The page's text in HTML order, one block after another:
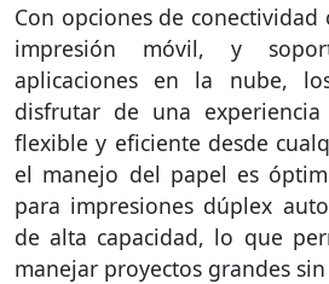
Con opciones de
impresión móvil, y
aplicaciones en la nube,
disfrutar de una
flexible y eficiente desde
el manejo del papel es
para impresiones dúplex
de alta capacidad, lo que
manejar proyectos grandes